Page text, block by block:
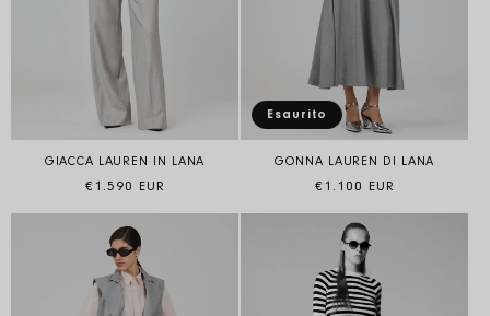
GIACCA LAUREN IN LANA
Prezzo di listino
€1.590 EUR
Esaurito
GONNA LAUREN DI LANA
Prezzo di listino
€1.100 EUR